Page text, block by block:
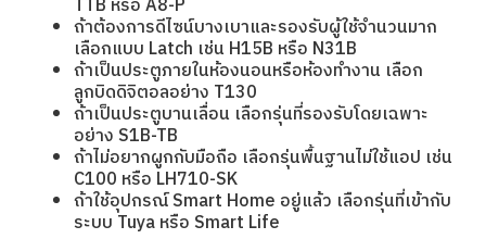
ถ้าต้องการดีไซน์บางเบาและรองรับผู้ใช้จำนวนมาก
เลือกแบบ Latch เช่น H15B หรือ N31B
ถ้าเป็นประตูภายในห้องนอนหรือห้องทำงาน เลือก
ลูกบิดดิจิตอลอย่าง T130
ถ้าเป็นประตูบานเลื่อน เลือกรุ่นที่รองรับโดยเฉพาะ
อย่าง S1B-TB
ถ้าไม่อยากผูกกับมือถือ เลือกรุ่นพื้นฐานไม่ใช้แอป เช่น
C100 หรือ LH710-SK
ถ้าใช้อุปกรณ์ Smart Home อยู่แล้ว เลือกรุ่นที่เข้ากับ
ระบบ Tuya หรือ Smart Life